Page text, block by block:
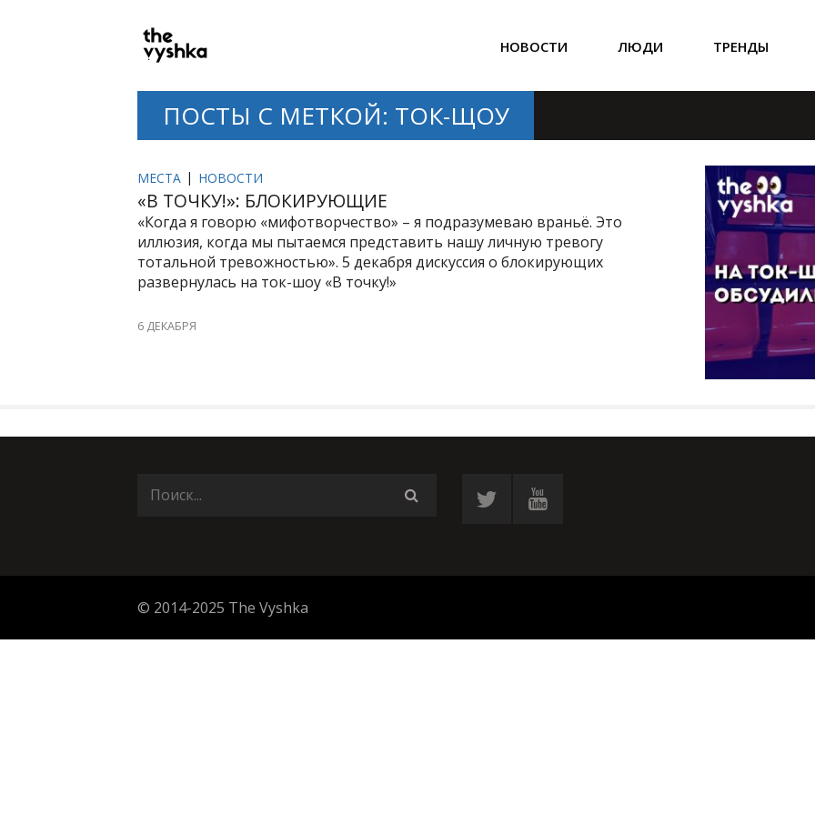
PRIMARY
NAVIGATION НОВОСТИ ЛЮДИ ТРЕНДЫ
ПОСТЫ С МЕТКОЙ: ТОК-ЩОУ
МЕСТА НОВОСТИ
«В ТОЧКУ!»: БЛОКИРУЮЩИЕ
«Когда я говорю «мифотворчество» – я подразумеваю враньё. Это
иллюзия, когда мы пытаемся представить нашу личную тревогу
тотальной тревожностью». 5 декабря дискуссия о блокирующих
развернулась на ток-шоу «В точку!»
6 ДЕКАБРЯ
© 2014-2025 The Vyshka